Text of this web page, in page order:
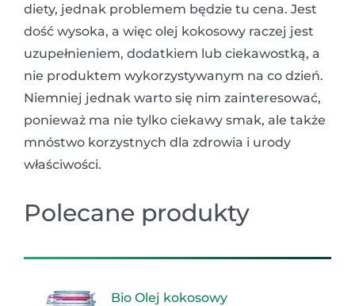
diety, jednak problemem będzie tu cena. Jest
dość wysoka, a więc olej kokosowy raczej jest
uzupełnieniem, dodatkiem lub ciekawostką, a
nie produktem wykorzystywanym na co dzień.
Niemniej jednak warto się nim zainteresować,
ponieważ ma nie tylko ciekawy smak, ale także
mnóstwo korzystnych dla zdrowia i urody
właściwości.
Polecane produkty
Bio Olej kokosowy